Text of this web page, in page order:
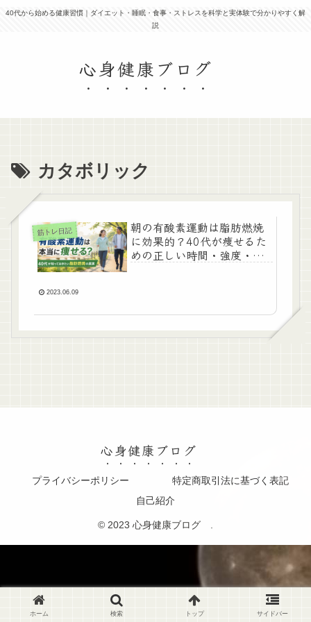
40代から始める健康習慣｜ダイエット・睡眠・食事・ストレスを科学と実体験で分かりやすく解
説
心身健康ブログ
カタボリック
筋トレ日記
朝の有酸素運動は脂肪燃焼
に効果的？40代が痩せるた
めの正しい時間・強度・注
2023.06.09
心身健康ブログ
プライバシーポリシー
特定商取引法に基づく表記
自己紹介
© 2023 心身健康ブログ .
ホーム 検索 トップ サイドバー